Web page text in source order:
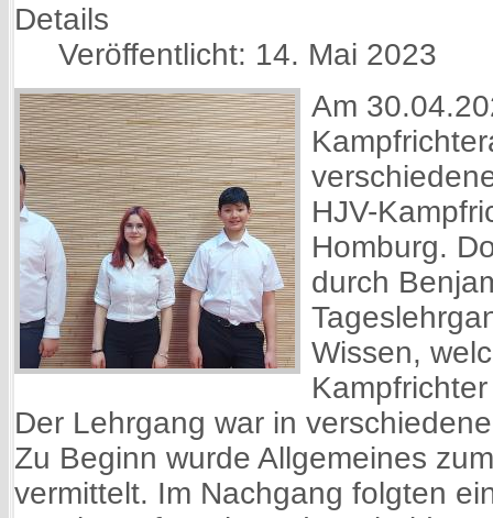
Details
Veröffentlicht: 14. Mai 2023
Am
HJV-
Homburg.
durch
Wissen,
Der Lehrgang war in
Zu Beginn wurde Allgemeines
vermittelt. Im Nachgang folgten